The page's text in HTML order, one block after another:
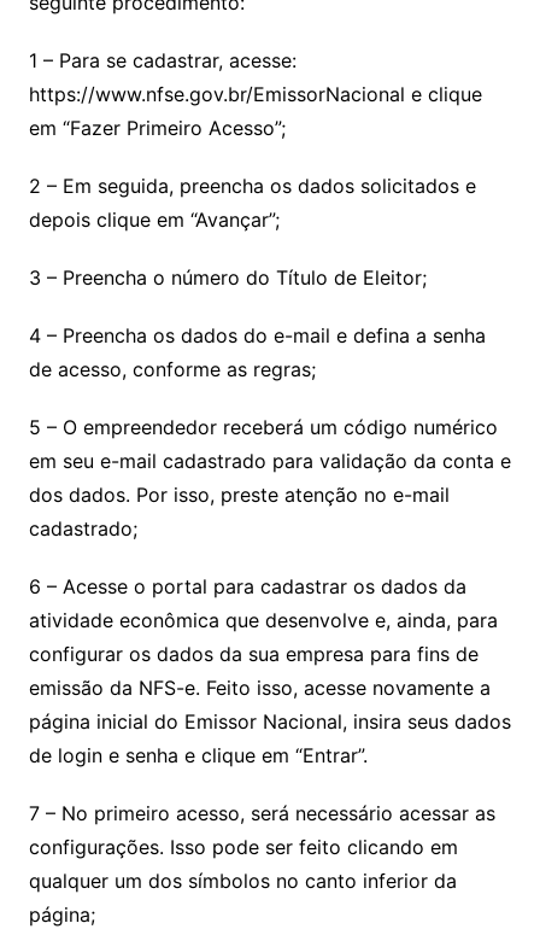
1 – Para se cadastrar, acesse:
https://www.nfse.gov.br/EmissorNacional e clique
em “Fazer Primeiro Acesso”;
2 – Em seguida, preencha os dados solicitados e
depois clique em “Avançar”;
3 – Preencha o número do Título de Eleitor;
4 – Preencha os dados do e-mail e defina a senha
de acesso, conforme as regras;
5 – O empreendedor receberá um código numérico
em seu e-mail cadastrado para validação da conta e
dos dados. Por isso, preste atenção no e-mail
cadastrado;
6 – Acesse o portal para cadastrar os dados da
atividade econômica que desenvolve e, ainda, para
configurar os dados da sua empresa para fins de
emissão da NFS-e. Feito isso, acesse novamente a
página inicial do Emissor Nacional, insira seus dados
de login e senha e clique em “Entrar”.
7 – No primeiro acesso, será necessário acessar as
configurações. Isso pode ser feito clicando em
qualquer um dos símbolos no canto inferior da
página;